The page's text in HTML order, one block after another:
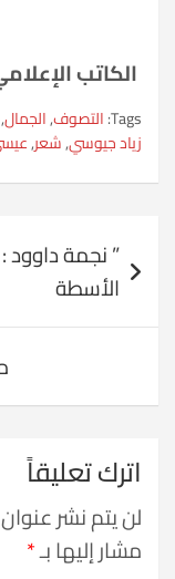
الكاتب
Tags: التصوف,الجمال,
زياد جيوسي,شعر,
المقالات
” نجمة داوود
الأسطة
اترك تعليقاً
لن يتم نشر
مشار إليها بـ*